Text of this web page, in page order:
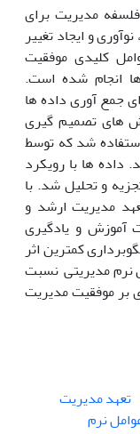
مدیریت برای
و ایجاد تغییر
کلیدی موفقیت
انجام شده است.
جمع آوری داده ها
های تصمیم گیری
شد که توسط
ها با رویکرد
و تحلیل شد. با
مدیریت ارشد و
آموزش و یادگیری
کمترین اثر
نرم مدیریتی نسبت
بر موفقیت مدیریت
تعهد مدیریت
نرم